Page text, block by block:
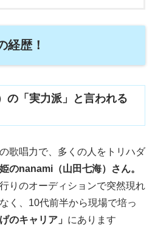
経歴！
の「実力派」と言われる
歌唱力で、多くの人をトリハダ
のnanami（山田七海）さん。
りのオーディションで突然現れ
く、10代前半から現場で培っ
のキャリア」 にあります